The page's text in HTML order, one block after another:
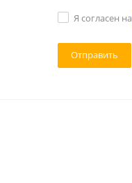
Я согласен на